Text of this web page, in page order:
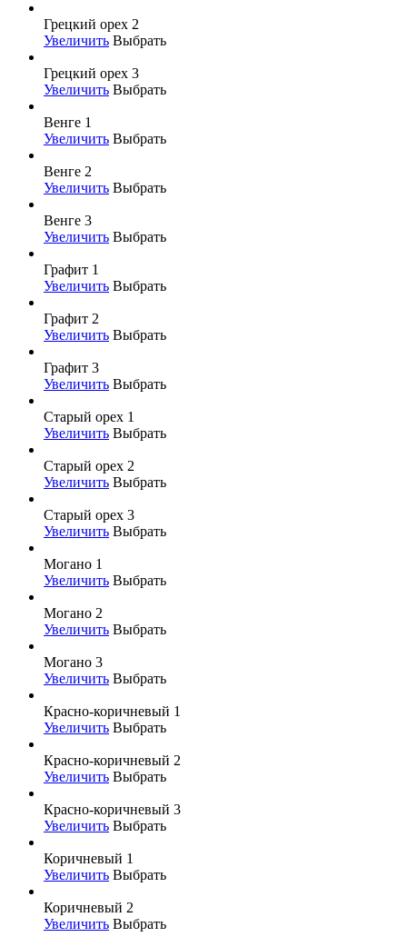
Грецкий орех 2
Увеличить Выбрать
Грецкий орех 3
Увеличить Выбрать
Венге 1
Увеличить Выбрать
Венге 2
Увеличить Выбрать
Венге 3
Увеличить Выбрать
Графит 1
Увеличить Выбрать
Графит 2
Увеличить Выбрать
Графит 3
Увеличить Выбрать
Старый орех 1
Увеличить Выбрать
Старый орех 2
Увеличить Выбрать
Старый орех 3
Увеличить Выбрать
Могано 1
Увеличить Выбрать
Могано 2
Увеличить Выбрать
Могано 3
Увеличить Выбрать
Красно-коричневый 1
Увеличить Выбрать
Красно-коричневый 2
Увеличить Выбрать
Красно-коричневый 3
Увеличить Выбрать
Коричневый 1
Увеличить Выбрать
Коричневый 2
Увеличить Выбрать